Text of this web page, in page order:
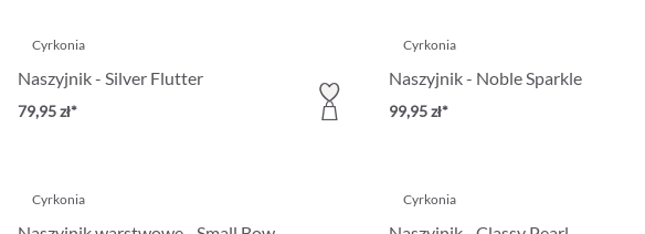
Cyrkonia
Naszyjnik - Silver Flutter
79,95 zł*
Cyrkonia
Naszyjnik - Noble Sparkle
99,95 zł*
Cyrkonia Cyrkonia